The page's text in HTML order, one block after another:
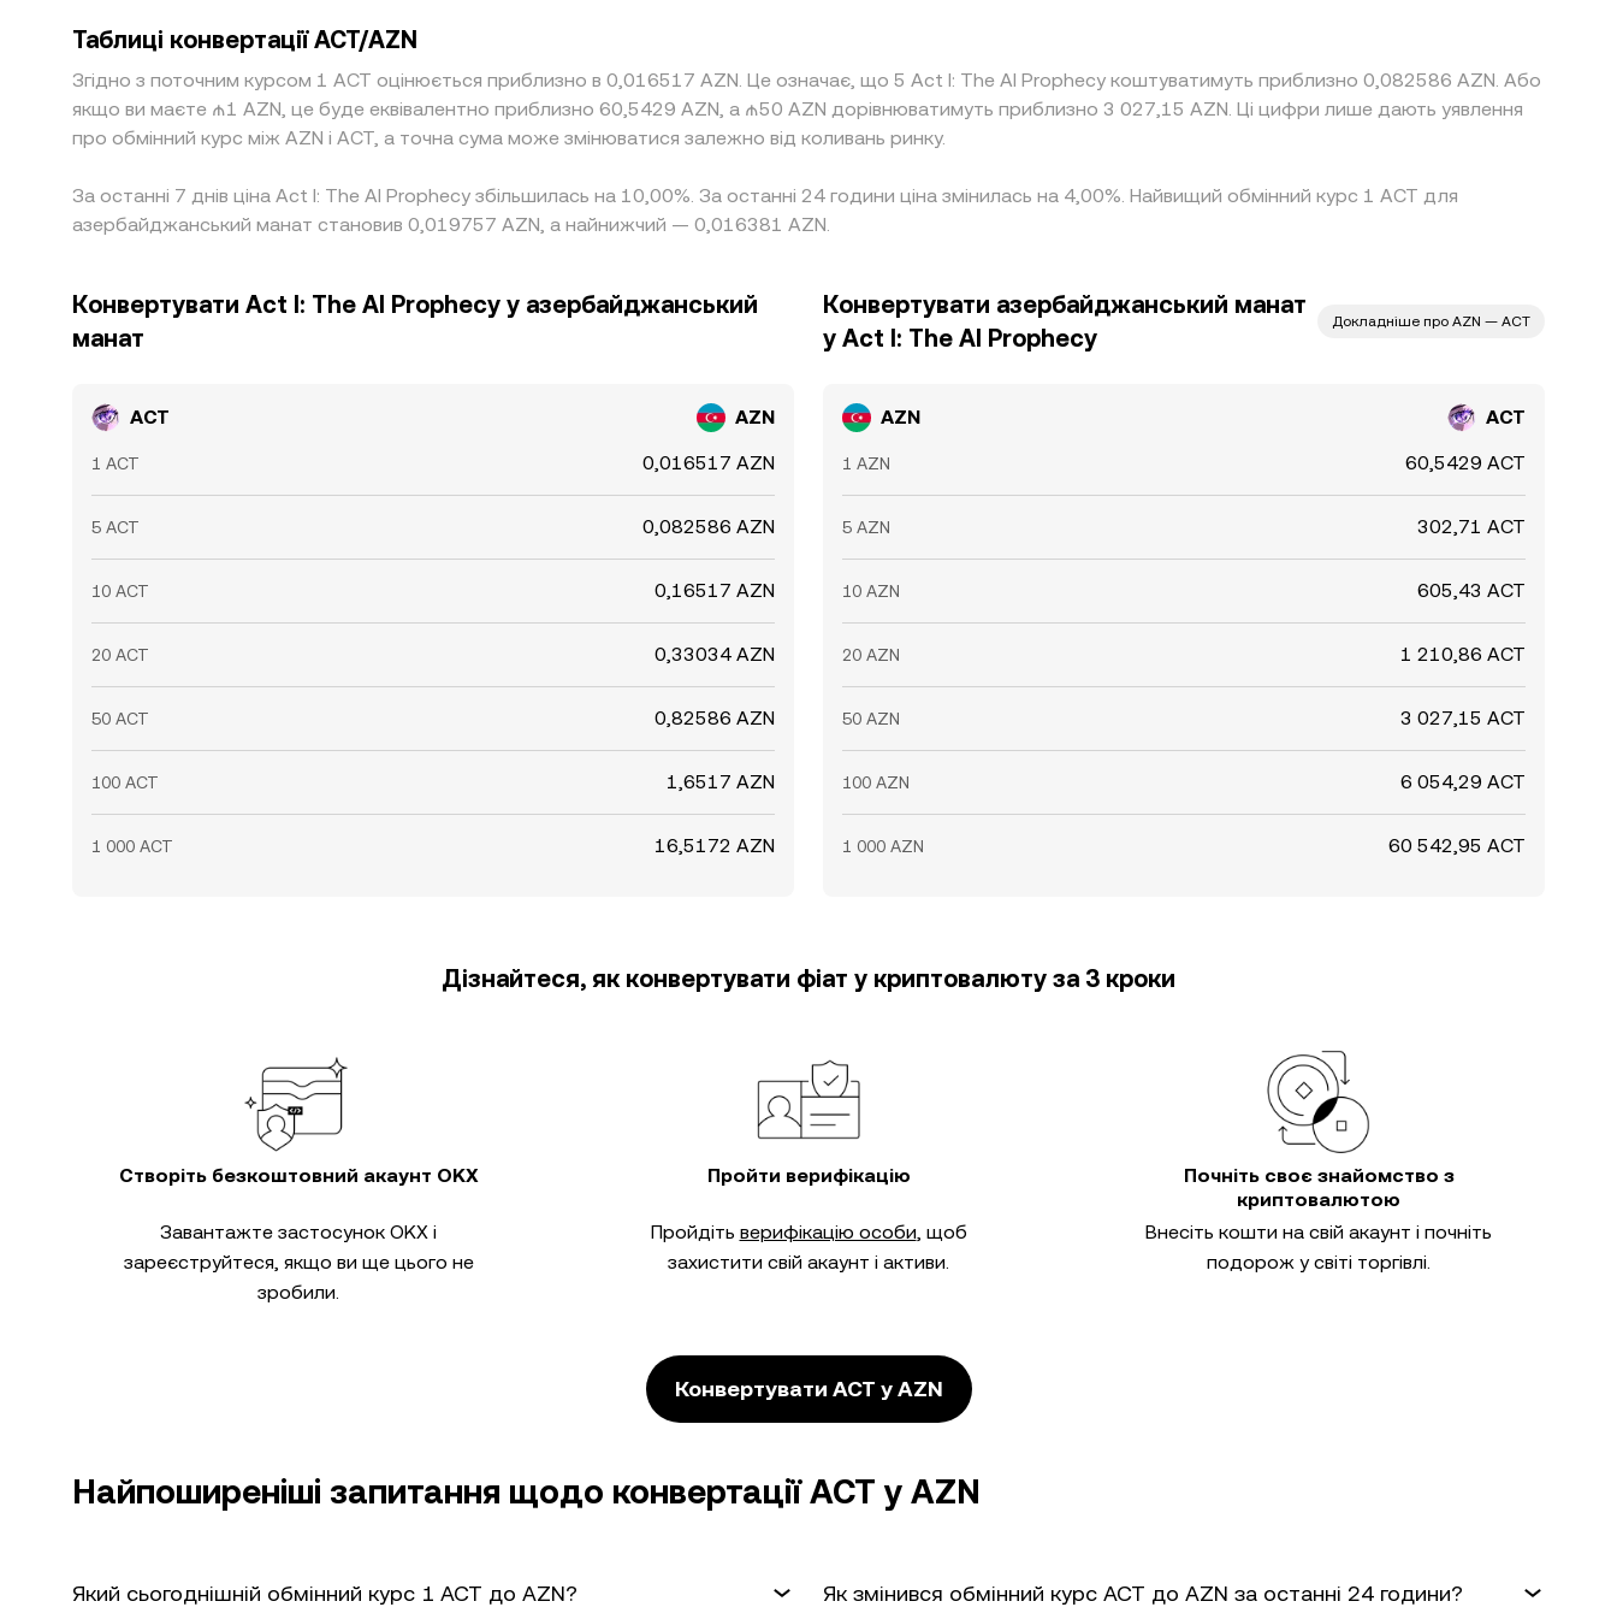
Таблиці конвертації ACT/AZN
Згідно з поточним курсом 1 ACT оцінюється приблизно в 0,016517 AZN. Це означає, що 5 Act I: The AI Prophecy коштуватимуть приблизно 0,082586 AZN. Або
якщо ви маєте ₼1 AZN, це буде еквівалентно приблизно 60,5429 AZN, а ₼50 AZN дорівнюватимуть приблизно 3 027,15 AZN. Ці цифри лише дають уявлення
про обмінний курс між AZN і ACT, а точна сума може змінюватися залежно від коливань ринку.
За останні 7 днів ціна Act I: The AI Prophecy збільшилась на 10,00%. За останні 24 години ціна змінилась на 4,00%. Найвищий обмінний курс 1 ACT для
азербайджанський манат становив 0,019757 AZN, а найнижчий — 0,016381 AZN.
Конвертувати Act I: The AI Prophecy у азербайджанський
манат
ACT AZN
1 ACT 0,016517 AZN
5 ACT 0,082586 AZN
10 ACT 0,16517 AZN
20 ACT 0,33034 AZN
50 ACT 0,82586 AZN
100 ACT 1,6517 AZN
1 000 ACT 16,5172 AZN
Конвертувати азербайджанський манат
у Act I: The AI Prophecy
Докладніше про AZN — ACT
AZN ACT
1 AZN 60,5429 ACT
5 AZN 302,71 ACT
10 AZN 605,43 ACT
20 AZN 1 210,86 ACT
50 AZN 3 027,15 ACT
100 AZN 6 054,29 ACT
1 000 AZN 60 542,95 ACT
Дізнайтеся, як конвертувати фіат у криптовалюту за 3 кроки
Створіть безкоштовний акаунт OKX
Завантажте застосунок OKX і
зареєструйтеся, якщо ви ще цього не
зробили.
Пройти верифікацію
Пройдіть верифікацію особи, щоб
захистити свій акаунт і активи.
Почніть своє знайомство з
криптовалютою
Внесіть кошти на свій акаунт і почніть
подорож у світі торгівлі.
Конвертувати ACT у AZN
Найпоширеніші запитання щодо конвертації ACT у AZN
Який сьогоднішній обмінний курс 1 ACT до AZN? Як змінився обмінний курс ACT до AZN за останні 24 години?